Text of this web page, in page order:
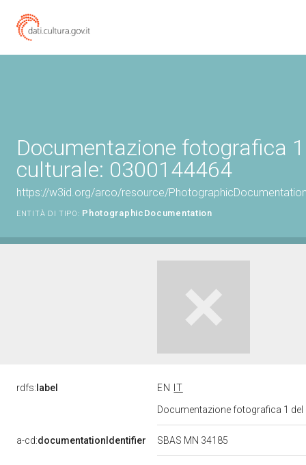
Documentazione fotografica
culturale: 0300144464
https://w3id.org/arco/resource/
ENTITÀ DI TIPO: PhotographicDocumentation
rdfs: label EN
IT
Documentazione fotografica 1
a-cd:documentationIdentifier SBAS MN 34185